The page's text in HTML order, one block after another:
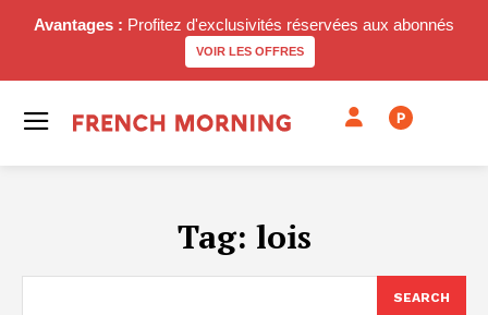
Avantages : Profitez d'exclusivités réservées aux abonnés
VOIR LES OFFRES
P
Tag: lois
SEARCH